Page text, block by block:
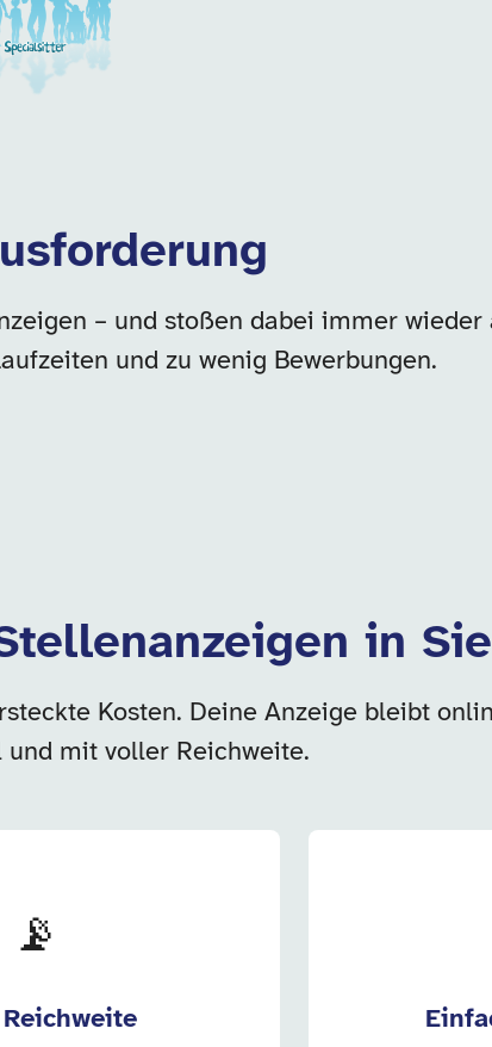
– und stoßen dabei immer wieder
und zu wenig Bewerbungen.
in
Kosten. Deine Anzeige bleibt
mit voller Reichweite.
📡